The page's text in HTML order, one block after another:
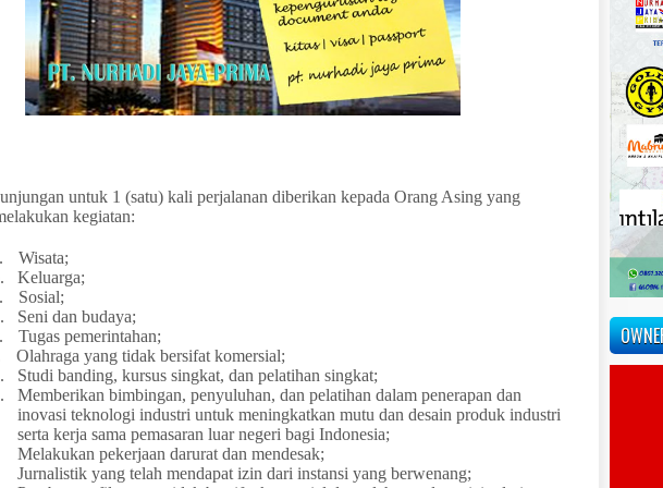
untuk 1 (satu) kali perjalanan diberikan kepada Orang Asing yang
kegiatan:
Wisata;
Keluarga;
Sosial;
Seni dan budaya;
Tugas pemerintahan;
Olahraga yang tidak bersifat komersial;
Studi banding, kursus singkat, dan pelatihan singkat;
Memberikan bimbingan, penyuluhan, dan pelatihan dalam penerapan dan
inovasi teknologi industri untuk meningkatkan mutu dan desain produk industri
serta kerja sama pemasaran luar negeri bagi Indonesia;
Melakukan pekerjaan darurat dan mendesak;
Jurnalistik yang telah mendapat izin dari instansi yang berwenang;